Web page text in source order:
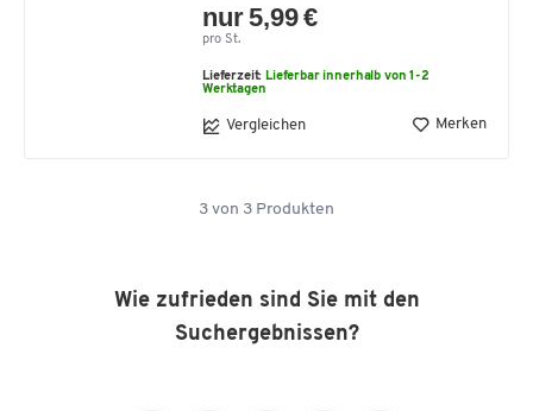
nur 5,99 €
pro St.
Lieferzeit: Lieferbar innerhalb von 1-2
Werktagen
Vergleichen Merken
3 von 3 Produkten
Wie zufrieden sind Sie mit den
Suchergebnissen?